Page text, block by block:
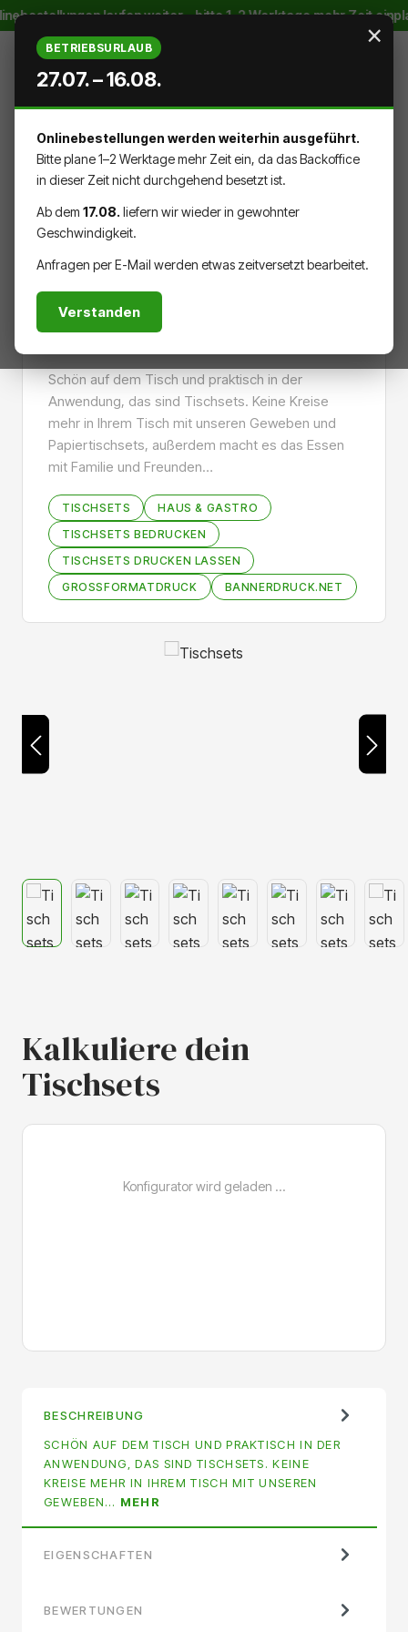
Zum Hauptinhalt springenlaufen weiter – bitte 1–2 Werktage mehr Zeit
DU HAST 0 PRODUKTE AUF
EINRICHTUNG HAUS & GASTRO
Tischsets
Schön auf dem Tisch und praktisch in der
Anwendung, das sind Tischsets. Keine Kreise
mehr in Ihrem Tisch mit unseren Geweben und
Papiertischsets, außerdem macht es das Essen
mit Familie und Freunden…
TISCHSETS
HAUS & GASTRO
TISCHSETS BEDRUCKEN
TISCHSETS DRUCKEN LASSEN
GROSSFORMATDRUCK
BANNERDRUCK.NET
Bildergalerie überspringen
Kalkuliere dein
Tischsets
BESCHREIBUNG
SCHÖN AUF DEM TISCH UND PRAKTISCH IN DER
ANWENDUNG, DAS SIND TISCHSETS. KEINE
KREISE MEHR IN IHREM TISCH MIT UNSEREN
GEWEBEN… MEHR
EIGENSCHAFTEN
BEWERTUNGEN
×
BETRIEBSURLAUB
27.07. – 16.08.
Onlinebestellungen werden weiterhin ausgeführt.
Bitte plane 1–2 Werktage mehr Zeit ein, da das Backoffice
in dieser Zeit nicht durchgehend besetzt ist.
Ab dem 17.08. liefern wir wieder in gewohnter
Geschwindigkeit.
Anfragen per E-Mail werden etwas zeitversetzt bearbeitet.
Verstanden